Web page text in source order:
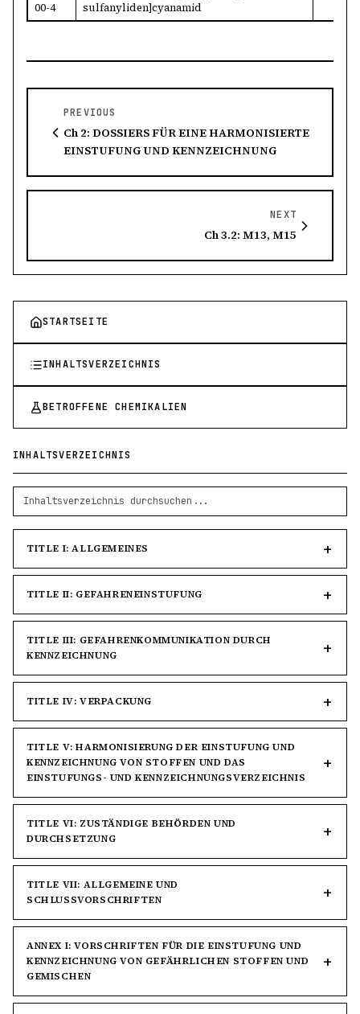
STARTSEITE
INHALTSVERZEICHNIS
BETROFFENE CHEMIKALIEN
INHALTSVERZEICHNIS
TITLE I: ALLGEMEINES
TITLE II: GEFAHRENEINSTUFUNG
TITLE III: GEFAHRENKOMMUNIKATION DURCH
KENNZEICHNUNG
TITLE IV: VERPACKUNG
TITLE V: HARMONISIERUNG DER EINSTUFUNG UND
KENNZEICHNUNG VON STOFFEN UND DAS
EINSTUFUNGS- UND KENNZEICHNUNGSVERZEICHNIS
TITLE VI: ZUSTÄNDIGE BEHÖRDEN UND
DURCHSETZUNG
TITLE VII: ALLGEMEINE UND
SCHLUSSVORSCHRIFTEN
ANNEX I: VORSCHRIFTEN FÜR DIE EINSTUFUNG UND
KENNZEICHNUNG VON GEFÄHRLICHEN STOFFEN UND
GEMISCHEN
00-4
sulfanyliden]cyanamid
PREVIOUS
Ch 2: DOSSIERS FÜR EINE HARMONISIERTE
EINSTUFUNG UND KENNZEICHNUNG
NEXT
Ch 3.2: M13, M15